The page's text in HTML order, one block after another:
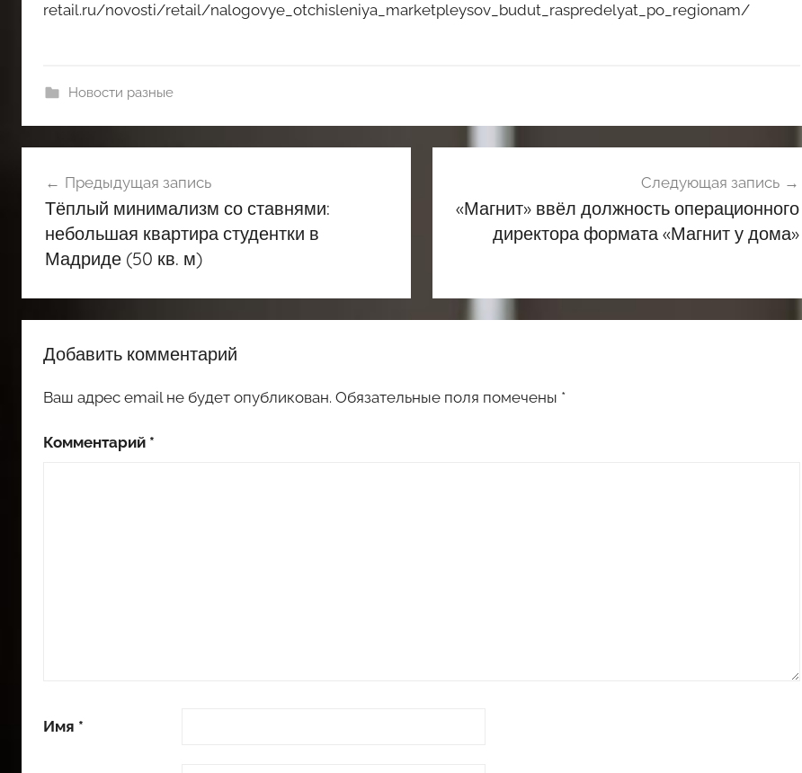
retail.ru/novosti/retail/nalogovye_otchisleniya_marketpleysov_budut_raspredelyat_po_regionam/
Новости разные
по
записям
Предыдущая запись
Тёплый минимализм со ставнями:
небольшая квартира студентки в
Мадриде (50 кв. м)
Следующая запись
«Магнит» ввёл должность операционного
директора формата «Магнит у дома»
Добавить комментарий
Ваш адрес email не будет опубликован. Обязательные поля помечены *
Комментарий *
Имя *